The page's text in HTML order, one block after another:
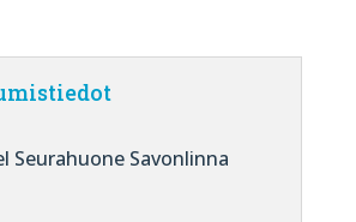
Seurahuone Savonlinna